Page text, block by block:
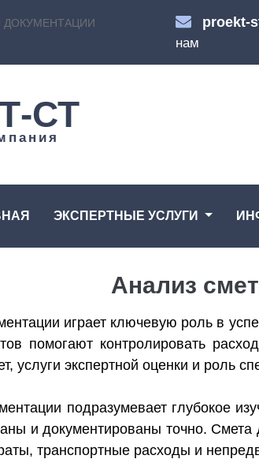
ДОКУМЕНТАЦИИ
proekt-
нам
СТ
ЭКСПЕРТНЫЕ УСЛУГИ
Анализ
играет ключевую роль в
помогают контролировать
услуги экспертной оценки и роль
подразумевает глубокое
и документированы точно.
транспортные расходы и